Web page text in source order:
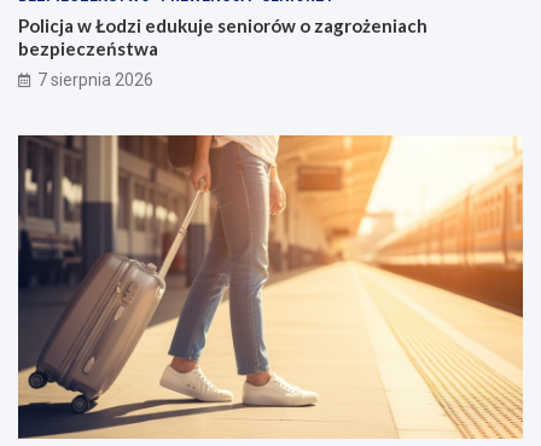
o
w
c
e
u
m
u
w
g
e
z
p
i
e
ń
s
t
a
Policja w Łodzi edukuje seniorów o zagrożeniach
bezpieczeństwa
7 sierpnia 2026